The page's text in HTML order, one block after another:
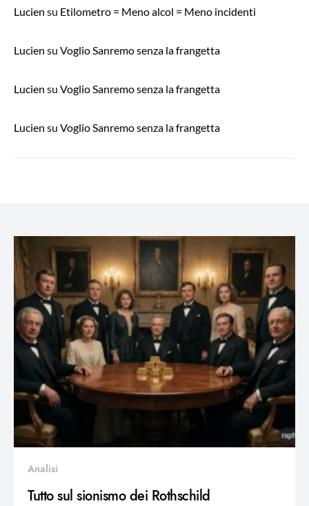
Lucien su Etilometro = Meno alcol = Meno incidenti
Lucien su Voglio Sanremo senza la frangetta
Lucien su Voglio Sanremo senza la frangetta
Lucien su Voglio Sanremo senza la frangetta
Analisi
Tutto sul sionismo dei Rothschild